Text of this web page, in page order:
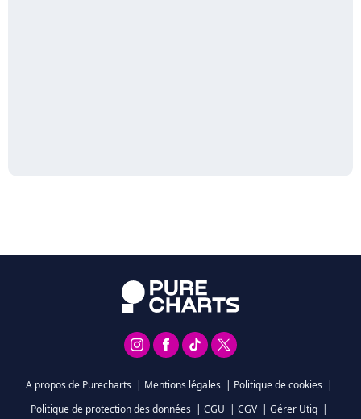
A propos de Purecharts | Mentions légales | Politique de cookies |
Politique de protection des données | CGU | CGV | Gérer Utiq |